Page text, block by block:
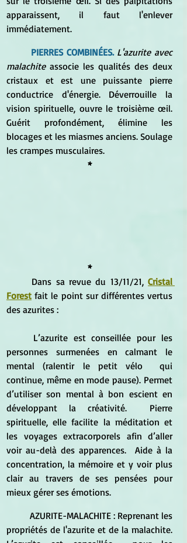
apparaissent, il faut l'enlever
immédiatement.
PIERRES COMBINÉES. L'azurite avec
malachite associe les qualités des deux
cristaux et est une puissante pierre
conductrice d'énergie. Déverrouille la
vision spirituelle, ouvre le troisième œil.
Guérit profondément, élimine les
blocages et les miasmes anciens. Soulage
les crampes musculaires.
*
*
	Dans sa revue du 13/11/21,
Cristal
Forest fait le point sur différentes vertus
des azurites :
personnes surmenées en calmant le
mental (ralentir le petit vélo  qui
continue, même en mode pause). Permet
d’utiliser son mental à bon escient en
développant la créativité.  Pierre
spirituelle, elle facilite la méditation et
les voyages extracorporels afin d’aller
voir au-delà des apparences.  Aide à la
concentration, la mémoire et y voir plus
clair au travers de ses pensées pour
mieux gérer ses émotions.
propriétés de l'azurite et de la malachite.